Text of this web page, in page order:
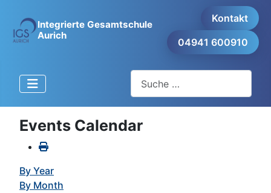
Integrierte Gesamtschule
Aurich
Kontakt
04941 600910
Events Calendar
By Year
By Month